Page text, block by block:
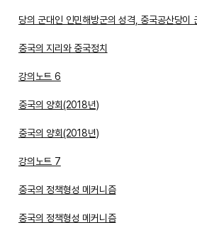
당의 군대인 인민해방군의 성격, 중국공산당이
중국의 지리와 중국정치
강의노트 6
중국의 양회(2018년)
중국의 양회(2018년)
강의노트 7
중국의 정책형성 메커니즘
중국의 정책형성 메커니즘